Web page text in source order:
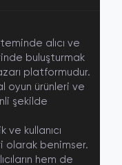
alıcı ve
buluşturmak
platformudur.
oyun ürünleri ve
şekilde
ve kullanıcı
olarak benimser.
hem de